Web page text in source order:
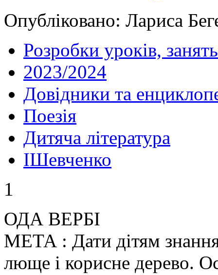
Опубліковано: Лариса
Розробки уроків, занять
2023/2024
Довідники та
Поезія
Дитяча література
IШевченко
1
ОДА ВЕРБІ
МЕТА : Дати дітям
люще і корисне дерево.